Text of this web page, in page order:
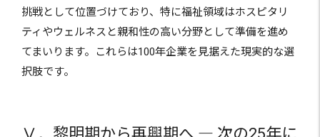
挑戦として位置づけており、特に福祉領域はホスピタリ
ティやウェルネスと親和性の高い分野として準備を進め
てまいります。これらは100年企業を見据えた現実的な選
択肢です。